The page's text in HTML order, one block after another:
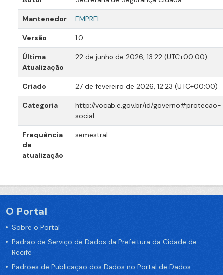
Mantenedor EMPREL
Versão 1.0
Última
Atualização
22 de junho de 2026, 13:22 (UTC+00:00)
Criado 27 de fevereiro de 2026, 12:23 (UTC+00:00)
Categoria
http://vocab.e.gov.br/id/governo#protecao-
social
Frequência
de
atualização
semestral
O Portal
Sobre o Portal
Padrão de Serviço de Dados da Prefeitura da Cidade de
Recife
Padrões de Publicação dos Dados no Portal de Dados